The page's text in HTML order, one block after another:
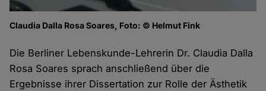
Claudia Dalla Rosa Soares, Foto: © Helmut Fink
Die Berliner Lebenskunde-Lehrerin Dr. Claudia Dalla
Rosa Soares sprach anschließend über die
Ergebnisse ihrer Dissertation zur Rolle der Ästhetik